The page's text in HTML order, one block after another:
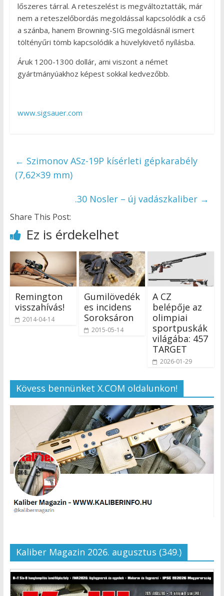
lőszeres tárral. A reteszelést is megváltoztatták, már
nem a reteszelőbordás megoldással kapcsolódik a cső
a szánba, hanem Browning-SIG megoldásnál ismert
töltényűri tömb kapcsolódik a hüvelykivető nyílásba.
Áruk 1200-1300 dollár, ami viszont a német
gyártmányúakhoz képest sokkal kedvezőbb.
www.sigsauer.com
← Szimonov ASz-19P kísérleti gépkarabély
(7,62×39 mm)
.30 Nosler – új vadászkaliber →
Share This Post:
Ez is érdekelhet
Remington
visszahívás!
2014-04-14
Gumilövedék
es incidens
Soroksáron
2015-05-14
A CZ
belépője az
olimpiai
sportpuskák
világába: 457
TARGET
2026-01-29
Kövess bennünket X.COM oldalunkon!
Kaliber Magazin 2026. augusztus (349.)